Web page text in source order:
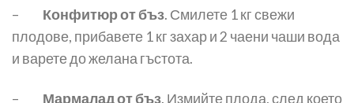
– Конфитюр от бъз. Смилете 1 кг свежи
плодове, прибавете 1 кг захар и 2 чаени чаши вода
и варете до желана гъстота.
– Мармалад от бъз. Измийте плода, след което